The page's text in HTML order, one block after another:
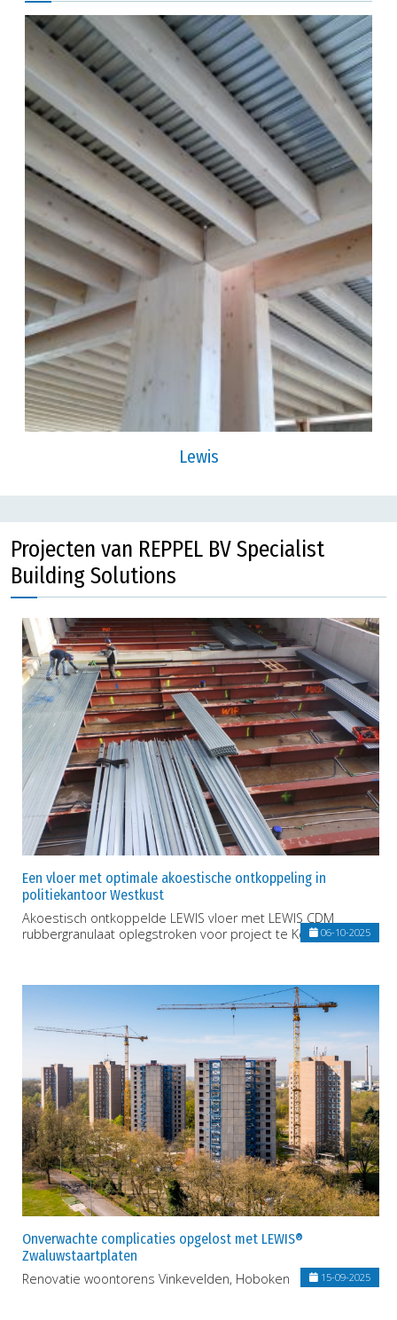
Lewis
Projecten van REPPEL BV Specialist
Building Solutions
Een vloer met optimale akoestische ontkoppeling in
politiekantoor Westkust
Akoestisch ontkoppelde LEWIS vloer met LEWIS CDM
rubbergranulaat oplegstroken voor project te Koksijde.06-10-2025
Onverwachte complicaties opgelost met LEWIS®
Zwaluwstaartplaten
Renovatie woontorens Vinkevelden, Hoboken
15-09-2025